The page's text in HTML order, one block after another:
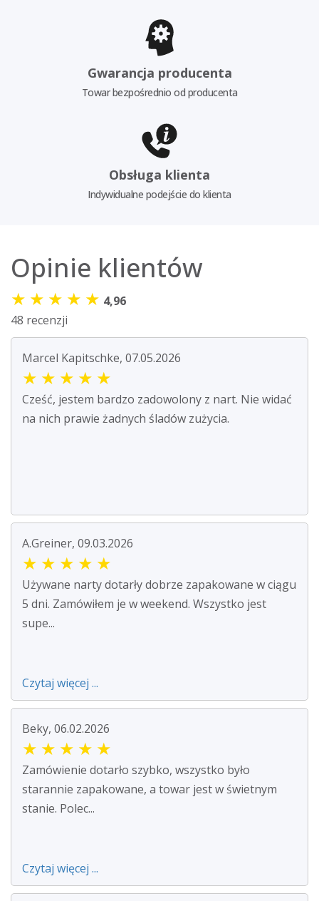
Gwarancja producenta
Towar bezpośrednio od producenta
Obsługa klienta
Indywidualne podejście do klienta
Opinie klientów
★ ★ ★ ★ ★ 4,96
48 recenzji
Marcel Kapitschke, 07.05.2026
★ ★ ★ ★ ★
Cześć, jestem bardzo zadowolony z nart. Nie widać
na nich prawie żadnych śladów zużycia.
A.Greiner, 09.03.2026
★ ★ ★ ★ ★
Używane narty dotarły dobrze zapakowane w ciągu
5 dni. Zamówiłem je w weekend. Wszystko jest
supe...
Czytaj więcej ...
Beky, 06.02.2026
★ ★ ★ ★ ★
Zamówienie dotarło szybko, wszystko było
starannie zapakowane, a towar jest w świetnym
stanie. Polec...
Czytaj więcej ...